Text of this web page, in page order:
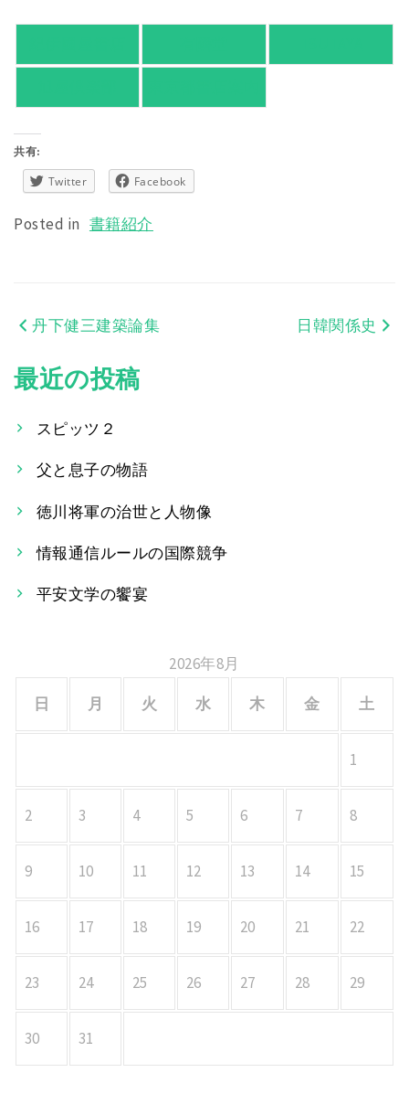
共有:
Twitter Facebook
Posted in 書籍紹介
投
稿
ビ
ゲ
ー
シ
ョ
丹下健三建築論集 日韓関係史
最近の投稿
スピッツ２
父と息子の物語
徳川将軍の治世と人物像
情報通信ルールの国際競争
平安文学の饗宴
2026年8月
日
月 火 水 木 金 土
1
2 3 4 5 6 7 8
9 10 11 12 13 14 15
16 17 18 19 20 21 22
23 24 25 26 27 28 29
30 31